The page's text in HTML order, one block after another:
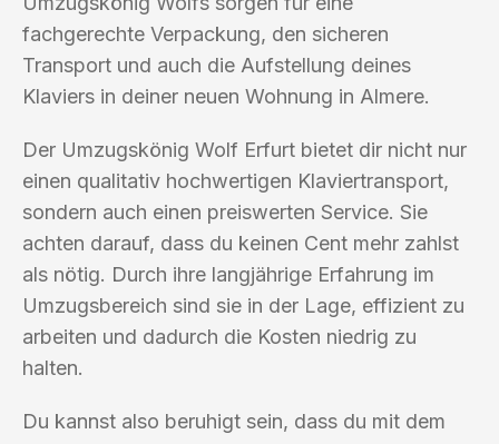
fachgerechte Verpackung, den sicheren
Transport und auch die Aufstellung deines
Klaviers in deiner neuen Wohnung in Almere.
Der Umzugskönig Wolf Erfurt bietet dir nicht nur
einen qualitativ hochwertigen Klaviertransport,
sondern auch einen preiswerten Service. Sie
achten darauf, dass du keinen Cent mehr zahlst
als nötig. Durch ihre langjährige Erfahrung im
Umzugsbereich sind sie in der Lage, effizient zu
arbeiten und dadurch die Kosten niedrig zu
halten.
Du kannst also beruhigt sein, dass du mit dem